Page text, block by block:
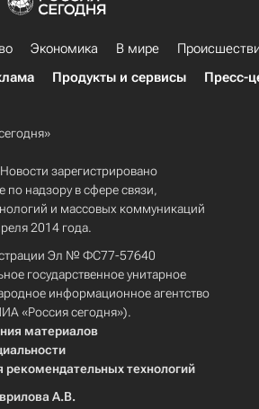
Экономика В мире
Продукты и сервисы Пресс-
зарегистрировано
по надзору в сфере связи,
и массовых коммуникаций
2014 года.
Эл № ФС77-57640
государственное унитарное
информационное агентство
«Россия сегодня»).
материалов
технологий
А.В.